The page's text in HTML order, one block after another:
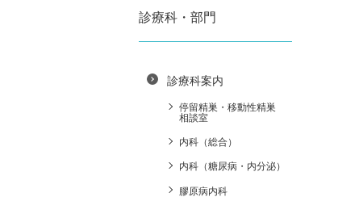
診療科・部門
診療科案内
停留精巣・移動性精巣
相談室
内科（総合）
内科（糖尿病・内分泌）
膠原病内科